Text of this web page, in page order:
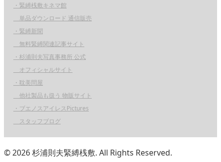
・緊縛桟敷キネマ館
単品ダウンロード 通信販売
・緊縛新聞
無料緊縛関連記事サイト
・杉浦則夫写真事務所 公式
オフィシャルサイト
・耽美問屋
他社製品も扱う 物販サイト
・ブエノスアイレスPictures
スタッフブログ
© 2026 杉浦則夫緊縛桟敷. All Rights Reserved.